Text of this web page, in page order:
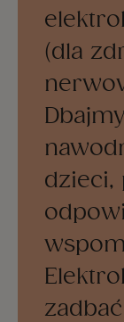
(dla
dzieci,